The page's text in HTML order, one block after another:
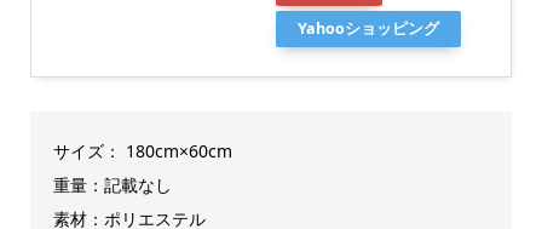
Yahooショッピング
サイズ： 180cm×60cm
重量：記載なし
素材：ポリエステル